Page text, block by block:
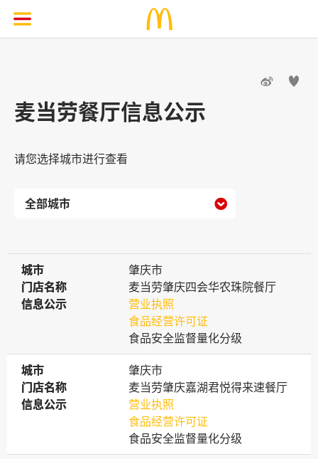
 
麦当劳餐厅信息公示
请您选择城市进行查看

城市
城市
肇庆市
门店名称
门店名称
麦当劳肇庆四会华农珠院餐厅
信息公示
信息公示
营业执照
食品经营许可证
食品安全监督量化分级
城市
城市
肇庆市
门店名称
门店名称
麦当劳肇庆嘉湖君悦得来速餐厅
信息公示
信息公示
营业执照
食品经营许可证
食品安全监督量化分级